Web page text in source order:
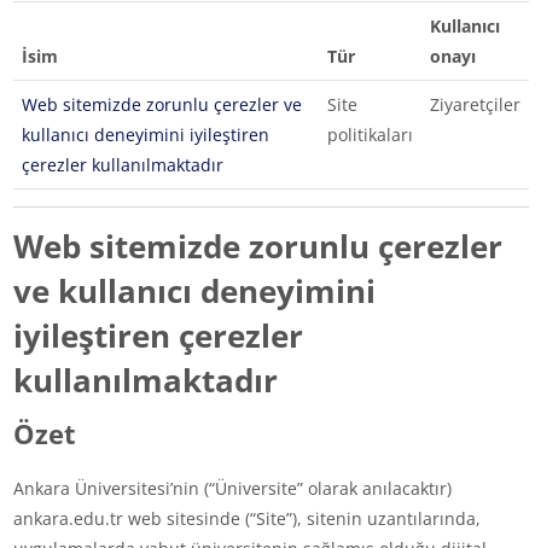
İsim Tür
Kullanıcı
onayı
Web sitemizde zorunlu çerezler ve
kullanıcı deneyimini iyileştiren
çerezler kullanılmaktadır
Site
politikaları
Ziyaretçiler
Web sitemizde zorunlu çerezler
ve kullanıcı deneyimini
iyileştiren çerezler
kullanılmaktadır
Özet
Ankara Üniversitesi’nin (“Üniversite” olarak anılacaktır)
ankara.edu.tr web sitesinde (“Site”), sitenin uzantılarında,